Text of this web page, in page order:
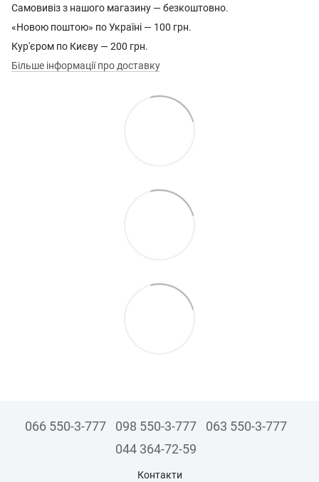
Самовивіз з нашого магазину — безкоштовно.
«Новою поштою» по Україні — 100 грн.
Кур'єром по Києву — 200 грн.
Більше інформації про доставку
066 550-3-777 098 550-3-777
063 550-3-777
044 364-72-59
Контакти